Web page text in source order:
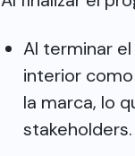
Al terminar
interior
la marca, lo
stakeholders.